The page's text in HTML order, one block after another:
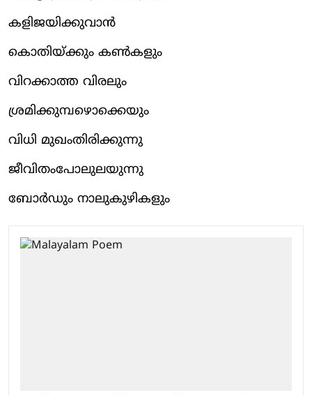
കളിജയിക്കുവാൻ
കൊതിയ്ക്കും കൺകളും
വിറക്കാത്ത വിരലും
ശ്രമിക്കുമ്പഴൊക്കെയും
വിധി മുഖംതിരിക്കുന്നു
ജീവിതംപോലുലയുന്നു
ബോർഡും നാലുകുഴികളും